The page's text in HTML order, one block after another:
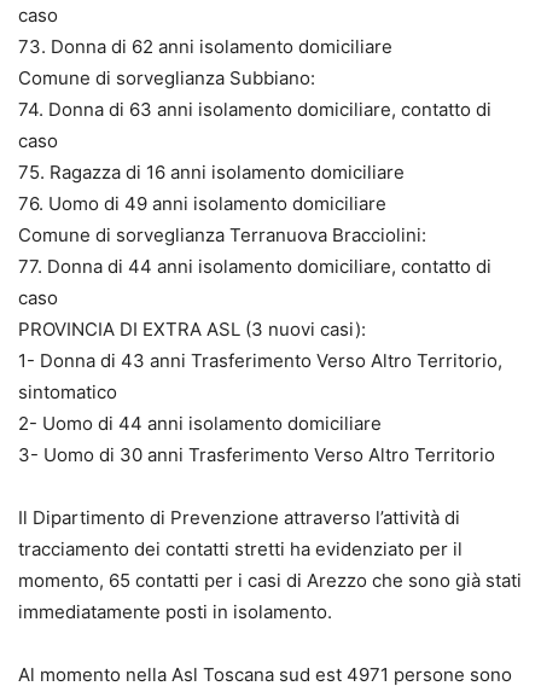
caso
73. Donna di 62 anni isolamento domiciliare
Comune di sorveglianza Subbiano:
74. Donna di 63 anni isolamento domiciliare, contatto di
caso
75. Ragazza di 16 anni isolamento domiciliare
76. Uomo di 49 anni isolamento domiciliare
Comune di sorveglianza Terranuova Bracciolini:
77. Donna di 44 anni isolamento domiciliare, contatto di
caso
PROVINCIA DI EXTRA ASL (3 nuovi casi):
1- Donna di 43 anni Trasferimento Verso Altro Territorio,
sintomatico
2- Uomo di 44 anni isolamento domiciliare
3- Uomo di 30 anni Trasferimento Verso Altro Territorio
Il Dipartimento di Prevenzione attraverso l’attività di
tracciamento dei contatti stretti ha evidenziato per il
momento, 65 contatti per i casi di Arezzo che sono già stati
immediatamente posti in isolamento.
Al momento nella Asl Toscana sud est 4971 persone sono